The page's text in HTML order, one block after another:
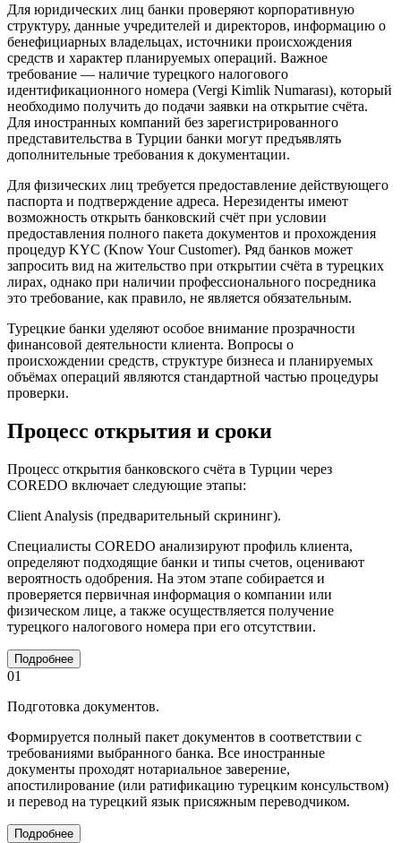
Для юридических лиц банки проверяют корпоративную
структуру, данные учредителей и директоров, информацию о
бенефициарных владельцах, источники происхождения
средств и характер планируемых операций. Важное
требование — наличие турецкого налогового
идентификационного номера (Vergi Kimlik Numarası), который
необходимо получить до подачи заявки на открытие счёта.
Для иностранных компаний без зарегистрированного
представительства в Турции банки могут предъявлять
дополнительные требования к документации.
Для физических лиц требуется предоставление действующего
паспорта и подтверждение адреса. Нерезиденты имеют
возможность открыть банковский счёт при условии
предоставления полного пакета документов и прохождения
процедур KYC (Know Your Customer). Ряд банков может
запросить вид на жительство при открытии счёта в турецких
лирах, однако при наличии профессионального посредника
это требование, как правило, не является обязательным.
Турецкие банки уделяют особое внимание прозрачности
финансовой деятельности клиента. Вопросы о
происхождении средств, структуре бизнеса и планируемых
объёмах операций являются стандартной частью процедуры
проверки.
Процесс открытия и сроки
Процесс открытия банковского счёта в Турции через
COREDO включает следующие этапы:
Client Analysis (предварительный скрининг).
Специалисты COREDO анализируют профиль клиента,
определяют подходящие банки и типы счетов, оценивают
вероятность одобрения. На этом этапе собирается и
проверяется первичная информация о компании или
физическом лице, а также осуществляется получение
турецкого налогового номера при его отсутствии.
Подробнее
01
Подготовка документов.
Формируется полный пакет документов в соответствии с
требованиями выбранного банка. Все иностранные
документы проходят нотариальное заверение,
апостилирование (или ратификацию турецким консульством)
и перевод на турецкий язык присяжным переводчиком.
Подробнее